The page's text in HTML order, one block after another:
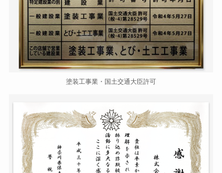
塗装工事業・国土交通大臣許可